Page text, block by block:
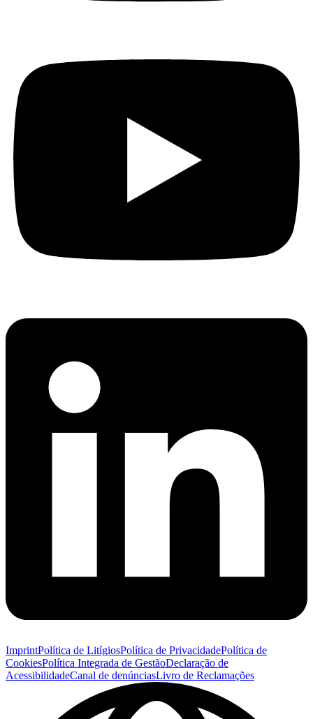
ImprintPolítica de LitígiosPolítica de PrivacidadePolítica de
CookiesPolítica Integrada de GestãoDeclaração de
AcessibilidadeCanal de denúnciasLivro de Reclamações